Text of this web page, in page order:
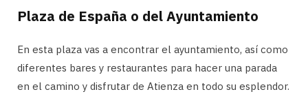
Plaza de España o del Ayuntamiento
En esta plaza vas a encontrar el ayuntamiento, así como
diferentes bares y restaurantes para hacer una parada
en el camino y disfrutar de Atienza en todo su esplendor.